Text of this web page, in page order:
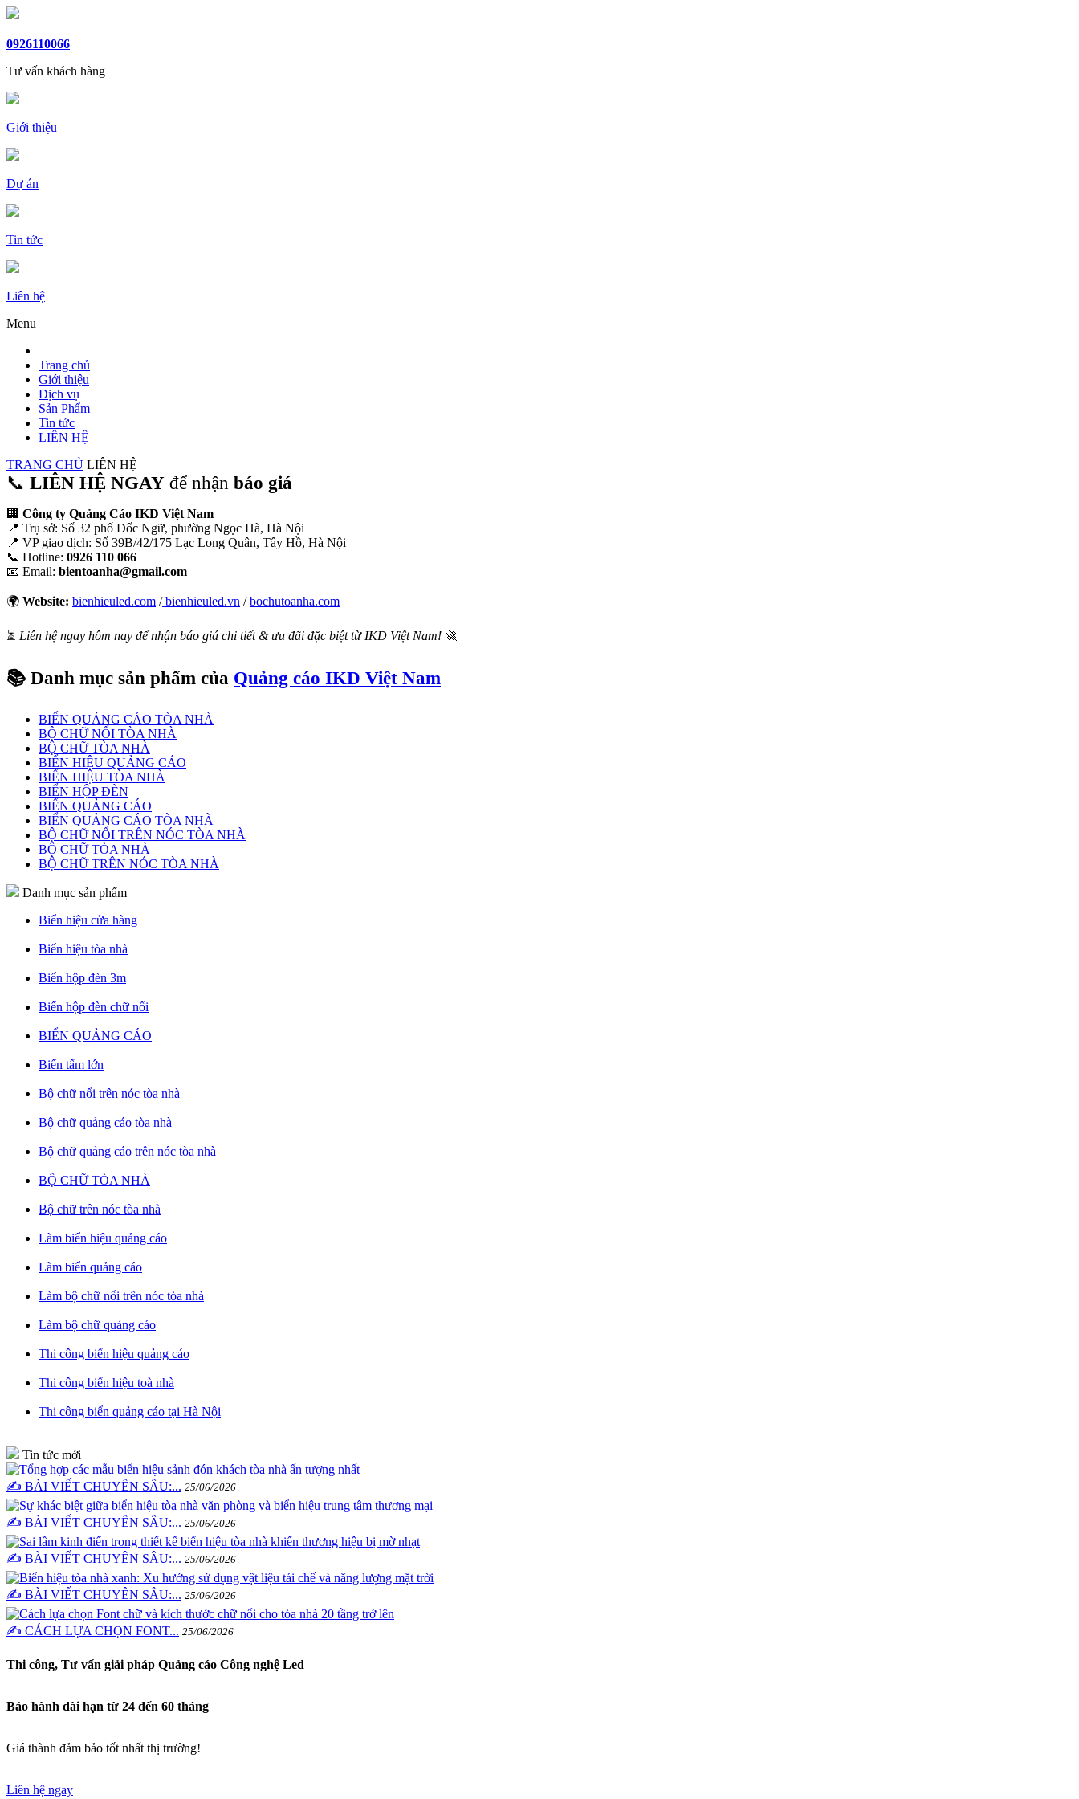
0926110066
Tư vấn khách hàng
Giới thiệu
Dự án
Tin tức
Liên hệ
Menu
Trang chủ
Giới thiệu
Dịch vụ
Sản Phẩm
Tin tức
LIÊN HỆ
TRANG CHỦ LIÊN HỆ
📞 LIÊN HỆ NGAY để nhận báo giá
🏢 Công ty Quảng Cáo IKD Việt Nam
📍 Trụ sở: Số 32 phố Đốc Ngữ, phường Ngọc Hà, Hà Nội
📍 VP giao dịch: Số 39B/42/175 Lạc Long Quân, Tây Hồ, Hà Nội
📞 Hotline: 0926 110 066
📧 Email: bientoanha@gmail.com
🌍 Website: bienhieuled.com /bienhieuled.vn /bochutoanha.com
⏳ Liên hệ ngay hôm nay để nhận báo giá chi tiết & ưu đãi đặc biệt từ IKD Việt Nam! 🚀
📚 Danh mục sản phẩm của Quảng cáo IKD Việt Nam
BIỂN QUẢNG CÁO TÒA NHÀ
BỘ CHỮ NỔI TÒA NHÀ
BỘ CHỮ TÒA NHÀ
BIỂN HIỆU QUẢNG CÁO
BIỂN HIỆU TÒA NHÀ
BIỂN HỘP ĐÈN
BIỂN QUẢNG CÁO
BIỂN QUẢNG CÁO TÒA NHÀ
BỘ CHỮ NỔI TRÊN NÓC TÒA NHÀ
BỘ CHỮ TÒA NHÀ
BỘ CHỮ TRÊN NÓC TÒA NHÀ
Danh mục sản phẩm
Biển hiệu cửa hàng
Biển hiệu tòa nhà
Biển hộp đèn 3m
Biển hộp đèn chữ nổi
BIỂN QUẢNG CÁO
Biển tấm lớn
Bộ chữ nổi trên nóc tòa nhà
Bộ chữ quảng cáo tòa nhà
Bộ chữ quảng cáo trên nóc tòa nhà
BỘ CHỮ TÒA NHÀ
Bộ chữ trên nóc tòa nhà
Làm biển hiệu quảng cáo
Làm biển quảng cáo
Làm bộ chữ nổi trên nóc tòa nhà
Làm bộ chữ quảng cáo
Thi công biển hiệu quảng cáo
Thi công biển hiệu toà nhà
Thi công biển quảng cáo tại Hà Nội
Tin tức mới
✍️ BÀI VIẾT CHUYÊN SÂU:... 25/06/2026
✍️ BÀI VIẾT CHUYÊN SÂU:... 25/06/2026
✍️ BÀI VIẾT CHUYÊN SÂU:... 25/06/2026
✍️ BÀI VIẾT CHUYÊN SÂU:... 25/06/2026
✍️ CÁCH LỰA CHỌN FONT... 25/06/2026
Thi công, Tư vấn giải pháp Quảng cáo Công nghệ Led
Bảo hành dài hạn từ 24 đến 60 tháng
Giá thành đảm bảo tốt nhất thị trường!
Liên hệ ngay